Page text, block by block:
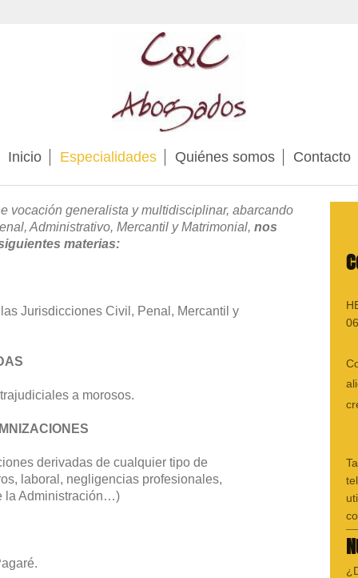
Inicio Especialidades Quiénes somos Contacto
vocación generalista y multidisciplinar, abarcando
Administrativo, Mercantil y Matrimonial, nos
materias:
Jurisdicciones Civil, Penal, Mercantil y
a morosos.
derivadas de cualquier tipo de
laboral, negligencias profesionales,
la Administración…)